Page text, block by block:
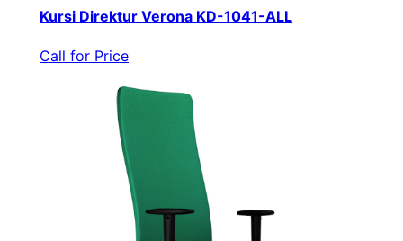
Kursi Direktur Verona KD-1041-ALL
Call for Price